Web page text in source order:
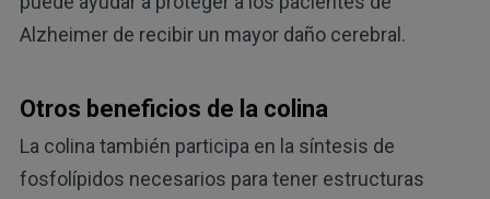
Alzheimer de recibir un mayor daño cerebral.
Otros beneficios de la colina
La colina también participa en la síntesis de
fosfolípidos necesarios para tener estructuras